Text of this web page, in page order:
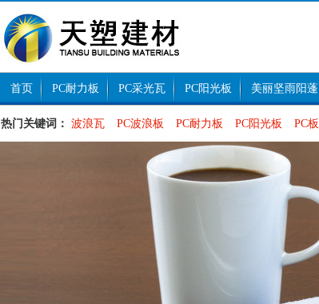
首页 PC耐力板 PC采光瓦 PC阳光板 美丽坚雨阳蓬
热门关键词： 波浪瓦 PC波浪板 PC耐力板 PC阳光板 PC板